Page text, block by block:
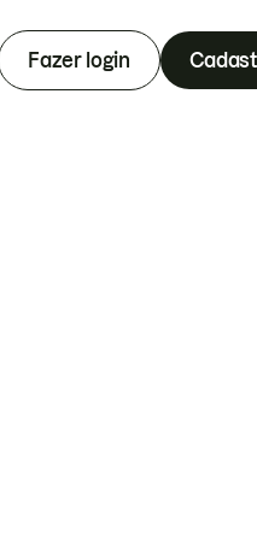
Fazer login